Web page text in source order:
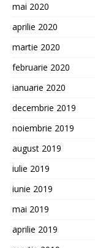
mai 2020
aprilie 2020
martie 2020
februarie 2020
ianuarie 2020
decembrie 2019
noiembrie 2019
august 2019
iulie 2019
iunie 2019
mai 2019
aprilie 2019